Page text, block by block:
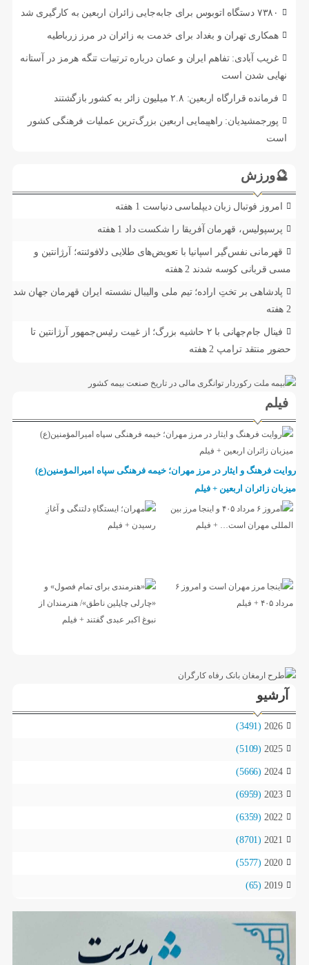
۷۳۸۰ دستگاه اتوبوس برای جابه‌جایی زائران اربعین به‌ کارگیری شد
همکاری تهران و بغداد برای خدمت به زائران در مرز زرباطیه
غریب آبادی: تفاهم ایران و عمان درباره ترتیبات تنگه هرمز در آستانه
نهایی شدن است
فرمانده قرارگاه اربعین: ۲.۸ میلیون زائر به کشور بازگشتند
پورجمشیدیان: راهپیمایی اربعین بزرگ‌ترین عملیات فرهنگی کشور
است
🔮ورزش
امروز فوتبال زبان دیپلماسی دنیاست 1 هفته
پرسپولیس، قهرمان آفریقا را شکست داد 1 هفته
قهرمانی نفس‌گیر اسپانیا با تعویض‌های طلایی دلافوئنته؛ آرژانتین و
مسی قربانی کوسه شدند 2 هفته
پادشاهی بر تختِ اراده؛ تیم ملی والیبال نشسته ایران قهرمان جهان شد
2 هفته
فینال جام‌جهانی با ۲ حاشیه بزرگ؛ از غیبت رئیس‌جمهور آرژانتین تا
حضور منتقد ترامپ 2 هفته
فیلم
روایت فرهنگ و ایثار در مرز مهران؛ خیمه فرهنگی سپاه امیرالمؤمنین(ع)
میزبان زائران اربعین + فیلم
آرشیو
2026
(3491)
2025
(5109)
2024
(5666)
2023
(6959)
2022
(6359)
2021
(8701)
2020
(5577)
2019
(65)